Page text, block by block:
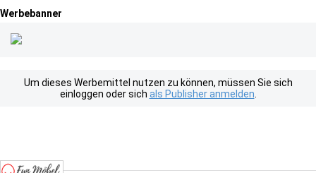
Werbebanner
Um dieses Werbemittel nutzen zu können, müssen Sie sich
einloggen oder sich als Publisher anmelden